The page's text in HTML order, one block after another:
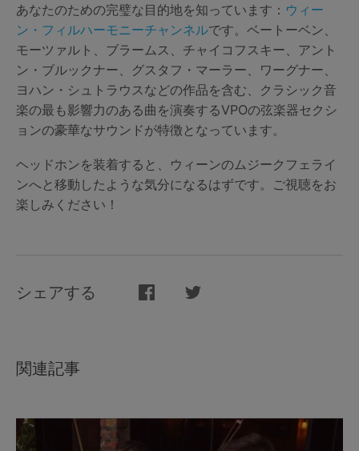
あなたのための完璧な目的地を知っています： ウィー
ン・フィルハーモニーチャンネルです。ベートーベン、
モーツァルト、ブラームス、チャイコフスキー、アント
ン・ブルックナー、グスタフ・マーラー、ワーグナー、
ヨハン・シュトラウスなどの作品を含む、クラシック音
楽の最も影響力のある曲を演奏するVPOの弦楽器セクシ
ョンの豪華なサウンドが特徴となっています。
ヘッドホンを装着すると、ウィーンのムジークフェライ
ンへと移動したような気分になるはずです。ご視聴をお
楽しみください！
シェアする
関連記事